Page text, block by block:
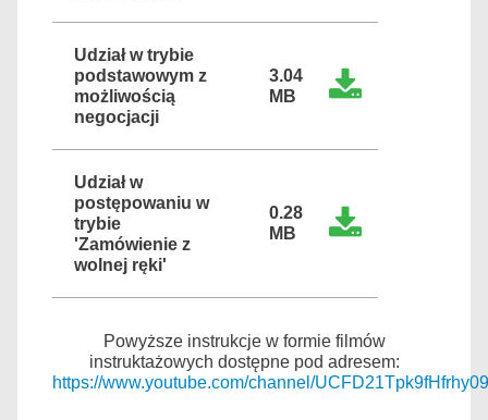
Udział w trybie
podstawowym z
możliwością
negocjacji
3.04
MB
Udział w
postępowaniu w
trybie
'Zamówienie z
wolnej ręki'
0.28
MB
Powyższe instrukcje w formie filmów
instruktażowych dostępne pod adresem:
https://www.youtube.com/channel/